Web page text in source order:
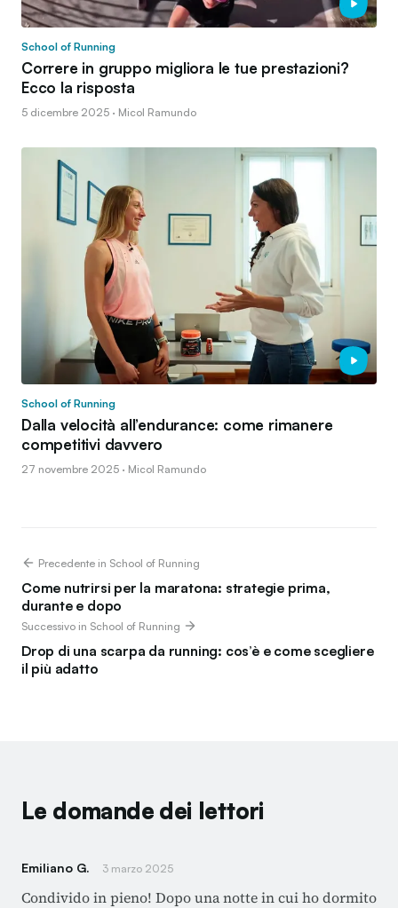
School of Running
Correre in gruppo migliora le tue prestazioni?
Ecco la risposta
5 dicembre 2025 · Micol Ramundo
School of Running
Dalla velocità all’endurance: come rimanere
competitivi davvero
27 novembre 2025 · Micol Ramundo
Precedente in School of Running
Come nutrirsi per la maratona: strategie prima,
durante e dopo
Successivo in School of Running
Drop di una scarpa da running: cos’è e come scegliere
il più adatto
Le domande dei lettori
Emiliano G. 3 marzo 2025
Condivido in pieno! Dopo una notte in cui ho dormito